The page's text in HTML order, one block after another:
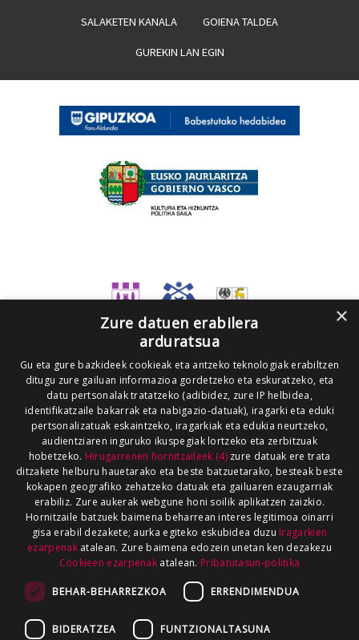
SALAKETEN KANALA GOIENA TALDEA
GUREKIN LAN EGIN
×
Zure datuen erabilera
arduratsua
Gu eta gure bazkideek cookieak eta antzeko teknologiak erabiltzen
ditugu zure gailuan informazioa gordetzeko eta eskuratzeko, eta
datu pertsonalak tratatzeko (adibidez, zure IP helbidea,
identifikatzaile bakarrak eta nabigazio-datuak), iragarki eta eduki
pertsonalizatuak eskaintzeko, iragarkiak eta edukia neurtzeko,
audientziaren inguruko ikuspegiak lortzeko eta zerbitzuak
hobetzeko. Hirugarrenen hornitzaileek (4)zure datuak ere trata
ditzakete helburu hauetarako eta beste batzuetarako, besteak beste
kokapen geografiko zehatzeko datuak eta gailuaren ezaugarriak
erabiliz. Zure aukerak webgune honi soilik aplikatzen zaizkio.
Hornitzaile batzuek baimena beharrean interes legitimoa oinarri
gisa erabil dezakete; aurka egiteko eskubidea duzu Iragarkien
ezarpenakatalean. Zure baimena edozein unetan ken dezakezu
Cookieen ezarpenak atalean. Pribatutasun-politika
BEHAR-BEHARREZKOA ERRENDIMENDUA
BIDERATZEA FUNTZIONALTASUNA